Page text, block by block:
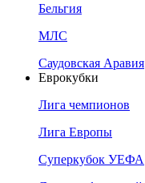
Бельгия
МЛС
Саудовская Аравия
Еврокубки
Лига чемпионов
Лига Европы
Суперкубок УЕФА